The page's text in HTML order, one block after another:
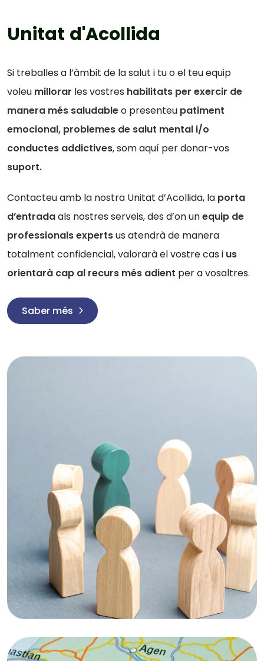
Unitat d'Acollida
Si treballes a l’àmbit de la salut i tu o el teu equip
voleu millorar les vostres habilitats per exercir de
manera més saludableo presenteu patiment
emocional, problemes de salut mental i/o
conductes addictives, som aquí per donar-vos
suport.
Contacteu amb la nostra Unitat d’Acollida, la porta
d’entradaals nostres serveis, des d’on unequip de
professionals expertsus atendrà de manera
totalment confidencial, valorarà el vostre cas i us
orientarà cap al recurs més adient per a vosaltres.
Saber més